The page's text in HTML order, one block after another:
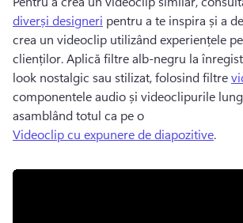
diverși designeri pentru a te inspira și a
crea un videoclip utilizând experiențele
clienților. Aplică filtre alb-negru la
look nostalgic sau stilizat, folosind filtre
componentele audio și videoclipurile
asamblând totul ca pe o
Videoclip cu expunere de diapozitive.